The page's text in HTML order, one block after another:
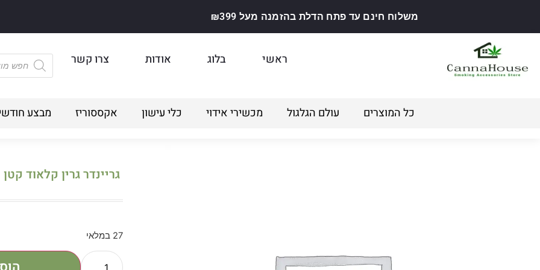
משלוח חינם עד פתח הדלת בהזמנה מעל ₪399
ראשי בלוג אודות צרו קשר
כל המוצרים עולם הגלגול מכשירי אידוי כלי עישון אקססוריז מבצע
גריינדר גרין קלאוד קטן
27 במלאי